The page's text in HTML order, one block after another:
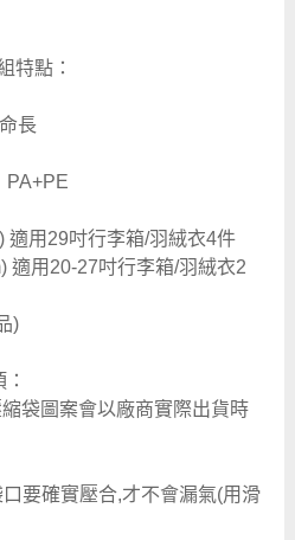
特點：
長
適用29吋行李箱/羽絨衣4件
適用20-27吋行李箱/羽絨衣2
)
袋圖案會以廠商實際出貨時
要確實壓合,才不會漏氣(用滑